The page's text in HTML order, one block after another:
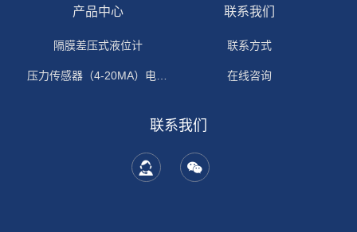
产品中心
隔膜差压式液位计
压力传感器（4-20MA）电流输出
联系我们
联系方式
在线咨询
联系我们